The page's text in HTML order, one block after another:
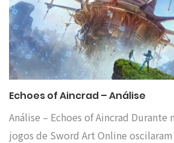
Echoes of Aincrad – Análise
Análise – Echoes of Aincrad Durante
jogos de Sword Art Online